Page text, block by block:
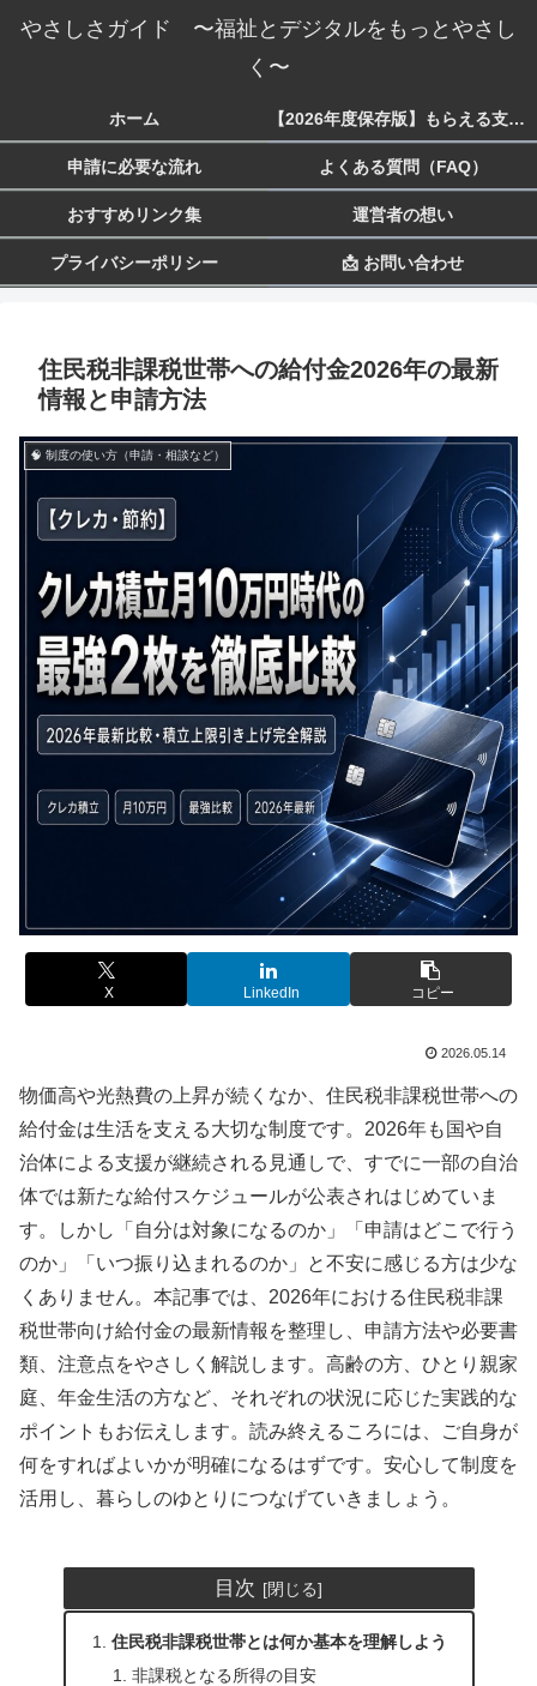
やさしさガイド 〜福祉とデジタルをもっとやさし
く〜
ホーム 【2026年度保存版】もらえる支援一覧 生活・子育て・障害・就労まで
申請に必要な流れ よくある質問（FAQ）
おすすめリンク集 運営者の想い
プライバシーポリシー 📩 お問い合わせ
住民税非課税世帯への給付金2026年の最新
情報と申請方法
🧠 制度の使い方（申請・相談など）
X LinkedIn コピー
2026.05.14
物価高や光熱費の上昇が続くなか、住民税非課税世帯への
給付金は生活を支える大切な制度です。2026年も国や自
治体による支援が継続される見通しで、すでに一部の自治
体では新たな給付スケジュールが公表されはじめていま
す。しかし「自分は対象になるのか」「申請はどこで行う
のか」「いつ振り込まれるのか」と不安に感じる方は少な
くありません。本記事では、2026年における住民税非課
税世帯向け給付金の最新情報を整理し、申請方法や必要書
類、注意点をやさしく解説します。高齢の方、ひとり親家
庭、年金生活の方など、それぞれの状況に応じた実践的な
ポイントもお伝えします。読み終えるころには、ご自身が
何をすればよいかが明確になるはずです。安心して制度を
活用し、暮らしのゆとりにつなげていきましょう。
目次
住民税非課税世帯とは何か基本を理解しよう
非課税となる所得の目安